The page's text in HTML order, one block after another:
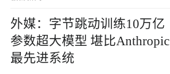
外媒：字节跳动训练10万亿
参数超大模型 堪比Anthropic
最先进系统